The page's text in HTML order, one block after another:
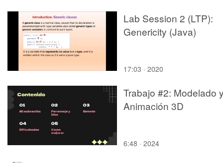
Lab Session 2 (LTP):
Genericity (Java)
17:03 · 2020
Trabajo #2: Modelado
Animación 3D
6:48 · 2024